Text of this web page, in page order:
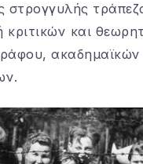
στρογγυλής
κριτικών και
ακαδημαϊκών